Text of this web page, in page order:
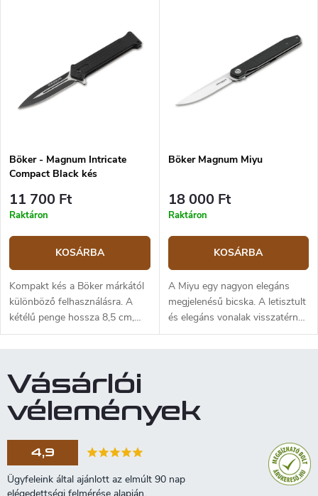
műanyagból készült markolat
kényelmesen fogható. Jár hozzá
egy nylon tok, amit az övre
akaszthat.
Böker - Magnum Intricate
Compact Black kés
11 700 Ft
Raktáron
KOSÁRBA
Kompakt kés a Böker márkától
különböző felhasználásra. A
kétélű penge hossza 8,5 cm,
markolata fémből készült,
és zsinórlyuk található.
Böker Magnum Miyu
18 000 Ft
Raktáron
KOSÁRBA
A Miyu egy nagyon elegáns
megjelenésű bicska. A letisztult
és elegáns vonalak visszatérnek
a japán szamuráj kultúra
felületkezelésű. Framelock zár.
ből. Kés felfüggesztő csipesszel
van ellátva. A Flipper egykezes
Vásárlói
vélemények
4,9